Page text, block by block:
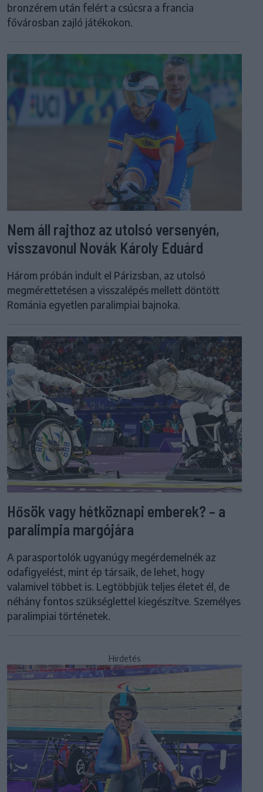
bronzérem után felért a csúcsra a francia
fővárosban zajló játékokon.
Nem áll rajthoz az utolsó versenyén,
visszavonul Novák Károly Eduárd
Három próbán indult el Párizsban, az utolsó
megmérettetésen a visszalépés mellett döntött
Románia egyetlen paralimpiai bajnoka.
Hősök vagy hétköznapi emberek? – a
paralimpia margójára
A parasportolók ugyanúgy megérdemelnék az
odafigyelést, mint ép társaik, de lehet, hogy
valamivel többet is. Legtöbbjük teljes életet él, de
néhány fontos szükséglettel kiegészítve. Személyes
paralimpiai történetek.
Hirdetés